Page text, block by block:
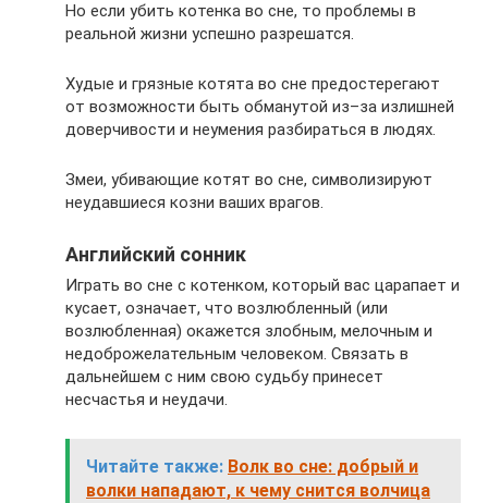
Но если убить котенка во сне, то проблемы в
реальной жизни успешно разрешатся.
Худые и грязные котята во сне предостерегают
от возможности быть обманутой из–за излишней
доверчивости и неумения разбираться в людях.
Змеи, убивающие котят во сне, символизируют
неудавшиеся козни ваших врагов.
Английский сонник
Играть во сне с котенком, который вас царапает и
кусает, означает, что возлюбленный (или
возлюбленная) окажется злобным, мелочным и
недоброжелательным человеком. Связать в
дальнейшем с ним свою судьбу принесет
несчастья и неудачи.
Читайте также: Волк во сне: добрый и
волки нападают, к чему снится волчица